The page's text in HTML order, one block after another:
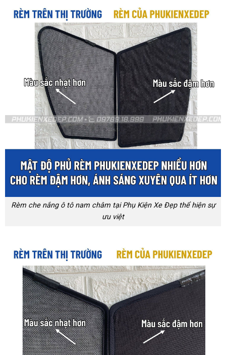
Rèm che nắng ô tô nam châm tại Phụ Kiện Xe Đẹp thể hiện sự
ưu việt